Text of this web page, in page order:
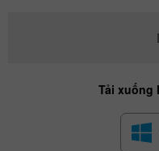
Tải xuống